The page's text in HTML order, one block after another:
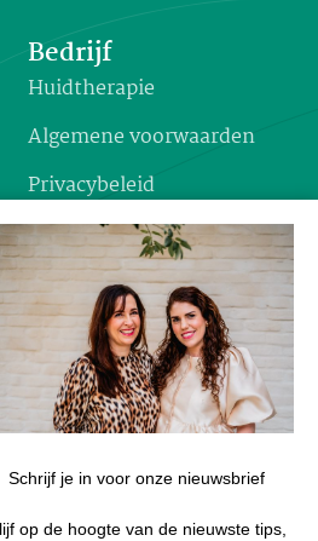
Bedrijf
Huidtherapie
Algemene voorwaarden
Privacybeleid
Garantie & klachten
Verzenden & retourneren
Disclaimer
Schrijf je in voor onze nieuwsbrief
op de hoogte van de nieuwste tips,